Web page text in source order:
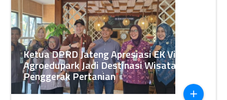
Ketua DPRD Jateng Apresiasi EK View
Agroedupark Jadi Destinasi Wisata
Penggerak Pertanian
add